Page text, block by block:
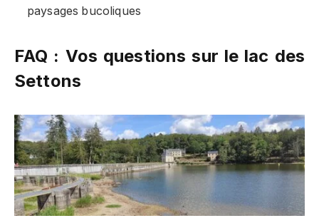
paysages bucoliques
FAQ : Vos questions sur le lac des
Settons